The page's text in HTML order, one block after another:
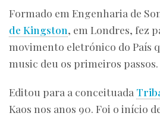
Formado em Engenharia de
de Kingston, em Londres, fez
movimento eletrónico do País
music deu os primeiros passos.
Editou para a conceituada
Kaos nos anos 90. Foi o início